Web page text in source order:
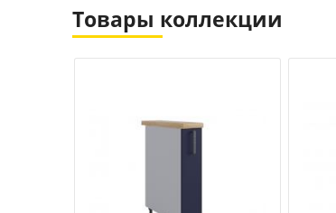
Товары коллекции